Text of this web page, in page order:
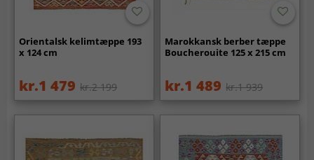
Orientalsk kelimtæppe 193
x 124 cm
kr.1 479 kr.2 199
Marokkansk berber tæppe
Boucherouite 125 x 215 cm
kr.1 489 kr.1 939